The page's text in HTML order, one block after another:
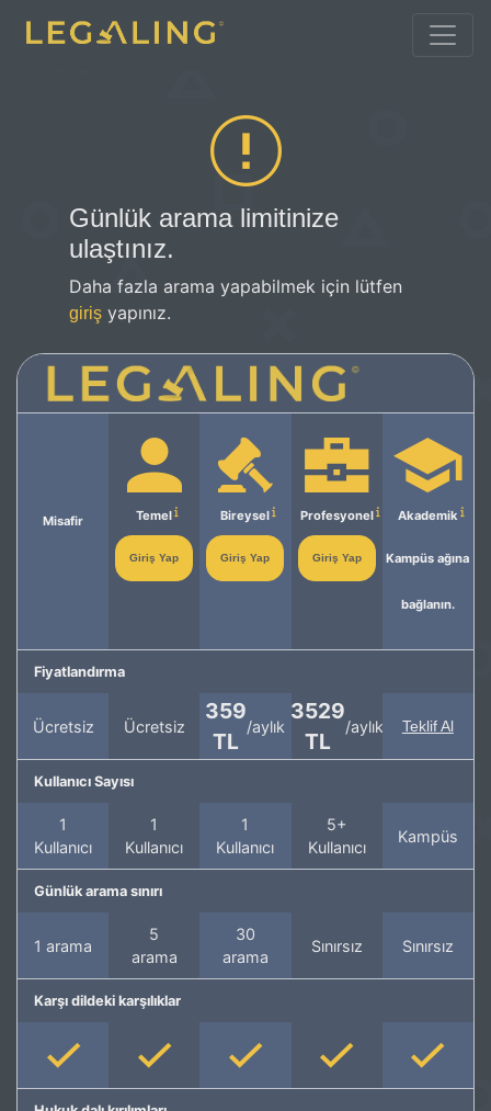
Günlük arama limitinize
ulaştınız.
Daha fazla arama yapabilmek için lütfen
giriş yapınız.
Misafir Temel
Giriş Yap
Bireysel
Giriş Yap
Profesyonel
Giriş Yap
Akademik
Kampüs ağına
bağlanın.
Fiyatlandırma
Ücretsiz Ücretsiz
359
TL
/aylık
3529
TL
/aylık Teklif Al
Kullanıcı Sayısı
1
Kullanıcı
1
Kullanıcı
1
Kullanıcı
5+
Kullanıcı
Kampüs
Günlük arama sınırı
1 arama
5
arama
30
arama
Sınırsız Sınırsız
Karşı dildeki karşılıklar